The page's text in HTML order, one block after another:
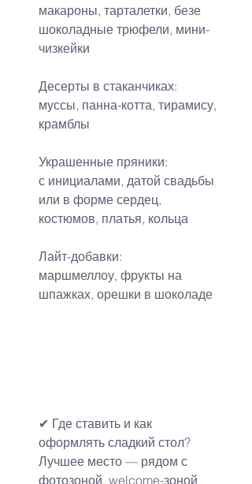
макароны, тарталетки, безе
шоколадные трюфели, мини-
чизкейки
Десерты в стаканчиках:
муссы, панна-котта, тирамису,
крамблы
Украшенные пряники:
с инициалами, датой свадьбы
или в форме сердец,
костюмов, платья, кольца
Лайт-добавки:
маршмеллоу, фрукты на
шпажках, орешки в шоколаде
✔ Где ставить и как
оформлять сладкий стол?
Лучшее место — рядом с
фотозоной, welcome-зоной